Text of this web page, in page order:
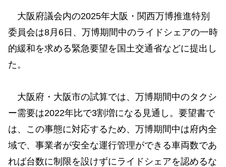
大阪府議会内の2025年大阪・関西万博推進特別
委員会は8月6日、万博期間中のライドシェアの一時
的緩和を求める緊急要望を国土交通省などに提出し
た。
大阪府・大阪市の試算では、万博期間中のタクシ
ー需要は2022年比で3割増になる見通し。要望書で
は、この事態に対応するため、万博期間中は府内全
域で、事業者が安全な運行管理ができる車両数であ
れば台数に制限を設けずにライドシェアを認めるな